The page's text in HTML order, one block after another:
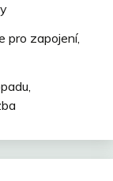
pro zapojení,